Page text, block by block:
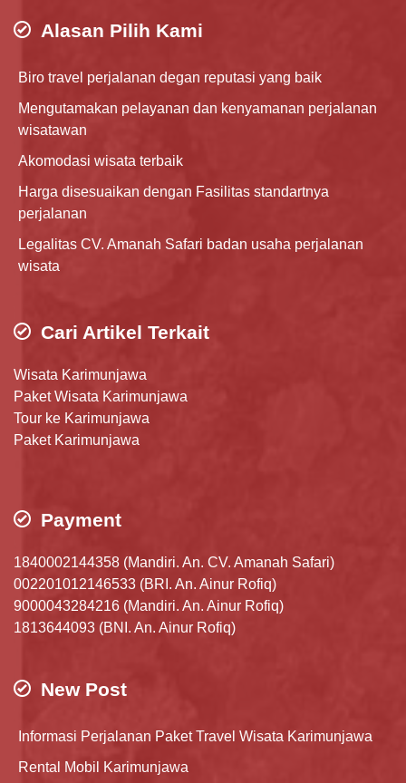
Alasan Pilih Kami
Biro travel perjalanan degan reputasi yang baik
Mengutamakan pelayanan dan kenyamanan perjalanan
wisatawan
Akomodasi wisata terbaik
Harga disesuaikan dengan Fasilitas standartnya
perjalanan
Legalitas CV. Amanah Safari badan usaha perjalanan
wisata
Cari Artikel Terkait
Wisata Karimunjawa
Paket Wisata Karimunjawa
Tour ke Karimunjawa
Paket Karimunjawa
Payment
1840002144358 (Mandiri. An. CV. Amanah Safari)
002201012146533 (BRI. An. Ainur Rofiq)
9000043284216 (Mandiri. An. Ainur Rofiq)
1813644093 (BNI. An. Ainur Rofiq)
New Post
Informasi Perjalanan Paket Travel Wisata Karimunjawa
Rental Mobil Karimunjawa